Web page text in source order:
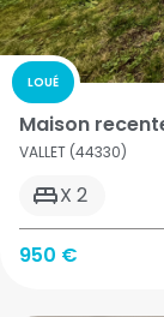
Maison
VALLET (44330)
X 2
950 €
LOUÉ